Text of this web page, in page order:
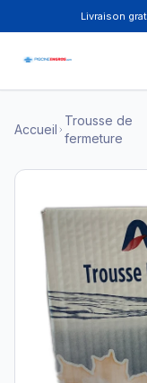
Livraison
Accueil
Trousse de
fermeture